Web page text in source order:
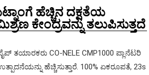
ಹೆಚ್ಚಿನ ದಕ್ಷತೆಯ
ಕೇಂದ್ರವನ್ನು ತಲುಪಿಸುತ್ತದೆ
ತಯಾರಕರು CO-NELE CMP1000 ಪ್ಲಾನೆಟರಿ
ಹೆಚ್ಚಿಸುತ್ತಾರೆ. 100% ಏಕರೂಪತೆ, 23s